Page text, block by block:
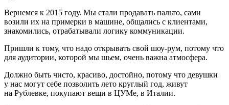
Вернемся к 2015 году. Мы стали продавать пальто, сами
возили их на примерки в машине, общались с клиентами,
знакомились, отрабатывали логику коммуникации.
Пришли к тому, что надо открывать свой шоу-рум, потому что
для аудитории, которой мы шьем, очень важна атмосфера.
Должно быть чисто, красиво, достойно, потому что девушки
у нас могут себе позволить лето круглый год, живут
на Рублевке, покупают вещи в ЦУМе, в Италии.